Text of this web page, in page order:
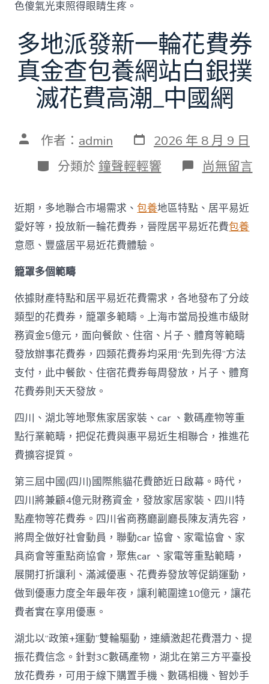
色傻氣光束照得眼睛生疼。
多地派發新一輪花費券
真金查包養網站白銀撲
滅花費高潮_中國網
文 作者： admin 發
表
日
期
2026 年 8 月 9 日
分
類
分類於 鐘聲輕輕響 在
〈多
派
發
新
真
金
查
包
養
網
站
白
滅
花
費
_
中
國
網〉
中
尚無留言
近期，多地聯合市場需求、包養地區特點、居平易近
愛好等，投放新一輪花費券，晉陞居平易近花費包養
意愿、豐盛居平易近花費體驗。
籠罩多個範疇
依據財產特點和居平易近花費需求，各地發布了分歧
類型的花費券，籠罩多範疇。上海市當局投進市級財
務資金5億元，面向餐飲、住宿、片子、體育等範疇
發放辦事花費券，四類花費券均采用“先到先得”方法
支付，此中餐飲、住宿花費券每周發放，片子、體育
花費券則天天發放。
四川、湖北等地聚焦家居家裝、car 、數碼產物等重
點行業範疇，把促花費與惠平易近生相聯合，推進花
費擴容提質。
第三屆中國(四川)國際熊貓花費節近日啟幕。時代，
四川將兼顧4億元財務資金，發放家居家裝、四川特
點產物等花費券。四川省商務廳副廳長陳友清先容，
將周全做好社會動員，聯動car 協會、家電協會、家
具商會等重點商協會，聚焦car 、家電等重點範疇，
展開打折讓利、滿減優惠、花費券發放等促銷運動，
做到優惠力度全年最年夜，讓利範圍達10億元，讓花
費者實在享用優惠。
湖北以“政策+運動”雙輪驅動，連續激起花費潛力、提
振花費信念。針對3C數碼產物，湖北在第三方平臺投
放花費券，可用于線下購置手機、數碼相機、智妙手